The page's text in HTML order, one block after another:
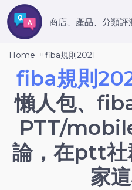
商店、產品、分類評
Home fiba規則2021
fiba規則
懶人包、
PTT/
論，在ptt社
家